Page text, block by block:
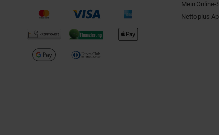
Mein Online-
Netto plus